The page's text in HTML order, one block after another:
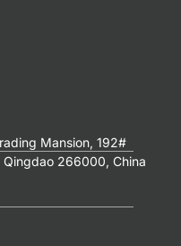
Mansion, 192#
Qingdao 266000, China